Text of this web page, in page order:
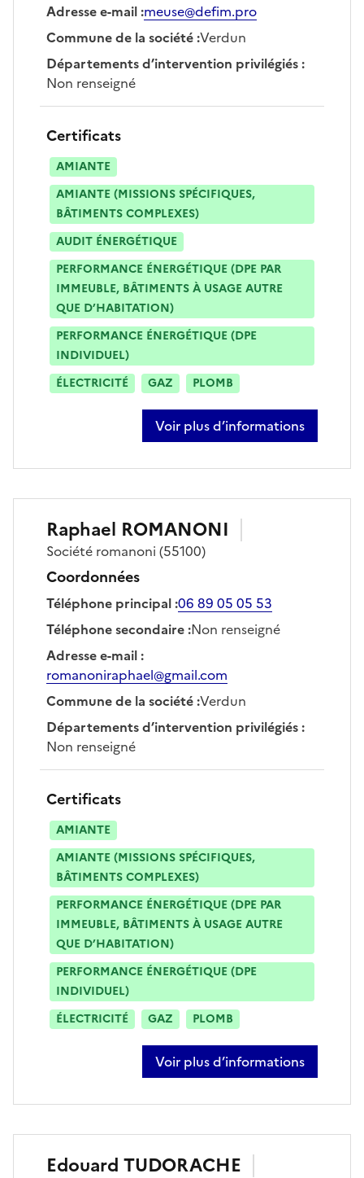
Adresse e-mail:meuse@defim.pro
Commune de la société:Verdun
Départements d’intervention privilégiés:
Non renseigné
Certificats
AMIANTE
AMIANTE (MISSIONS SPÉCIFIQUES,
BÂTIMENTS COMPLEXES)
AUDIT ÉNERGÉTIQUE
PERFORMANCE ÉNERGÉTIQUE (DPE PAR
IMMEUBLE, BÂTIMENTS À USAGE AUTRE
QUE D’HABITATION)
PERFORMANCE ÉNERGÉTIQUE (DPE
INDIVIDUEL)
ÉLECTRICITÉ
GAZ PLOMB
Voir plus d’informations
sur franck peridon
Raphael ROMANONI
Société romanoni (55100)
Coordonnées
Téléphone principal:06 89 05 05 53
Téléphone secondaire:Non renseigné
Adresse e-mail:
romanoniraphael@gmail.com
Commune de la société:Verdun
Départements d’intervention privilégiés:
Non renseigné
Certificats
AMIANTE
AMIANTE (MISSIONS SPÉCIFIQUES,
BÂTIMENTS COMPLEXES)
PERFORMANCE ÉNERGÉTIQUE (DPE PAR
IMMEUBLE, BÂTIMENTS À USAGE AUTRE
QUE D’HABITATION)
PERFORMANCE ÉNERGÉTIQUE (DPE
INDIVIDUEL)
ÉLECTRICITÉ
GAZ PLOMB
Voir plus d’informations
sur raphael romanoni
Edouard TUDORACHE